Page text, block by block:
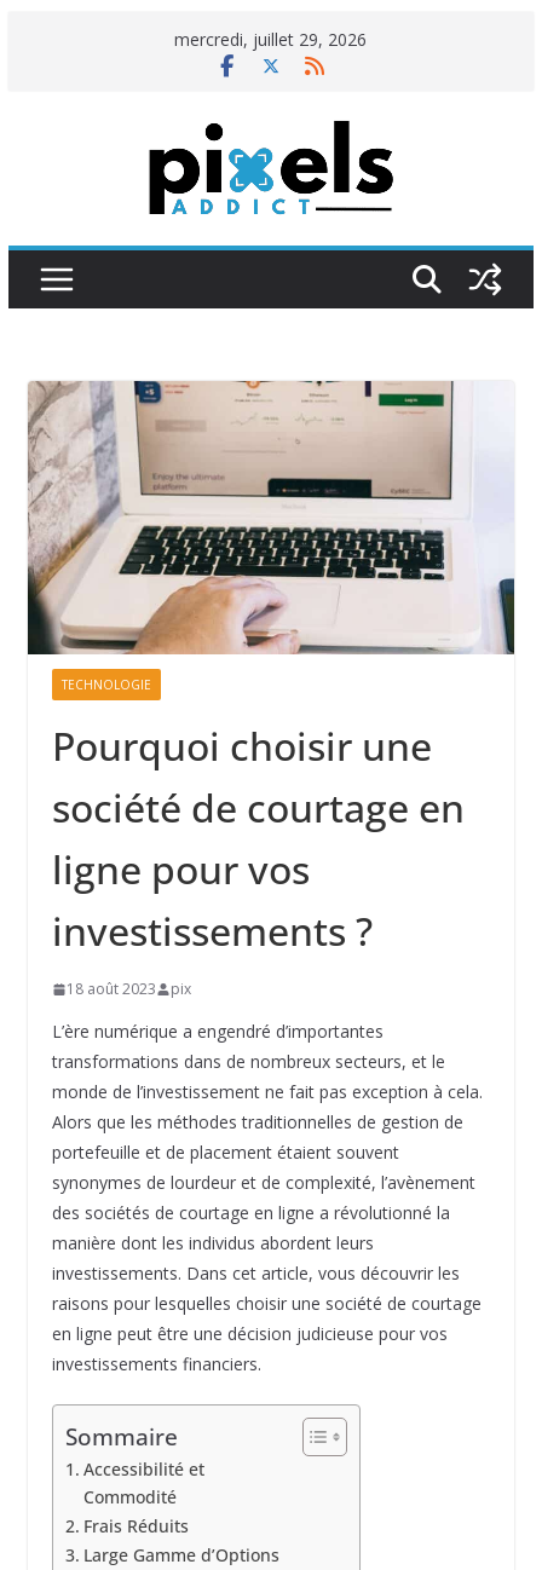
mercredi, juillet 29, 2026
TECHNOLOGIE
Pourquoi choisir une
société de courtage en
ligne pour vos
investissements ?
18 août 2023 pix
L’ère numérique a engendré d’importantes
transformations dans de nombreux secteurs, et le
monde de l’investissement ne fait pas exception à cela.
Alors que les méthodes traditionnelles de gestion de
portefeuille et de placement étaient souvent
synonymes de lourdeur et de complexité, l’avènement
des sociétés de courtage en ligne a révolutionné la
manière dont les individus abordent leurs
investissements. Dans cet article, vous découvrir les
raisons pour lesquelles choisir une société de courtage
en ligne peut être une décision judicieuse pour vos
investissements financiers.
Sommaire
Accessibilité et
Commodité
Frais Réduits
Large Gamme d’Options